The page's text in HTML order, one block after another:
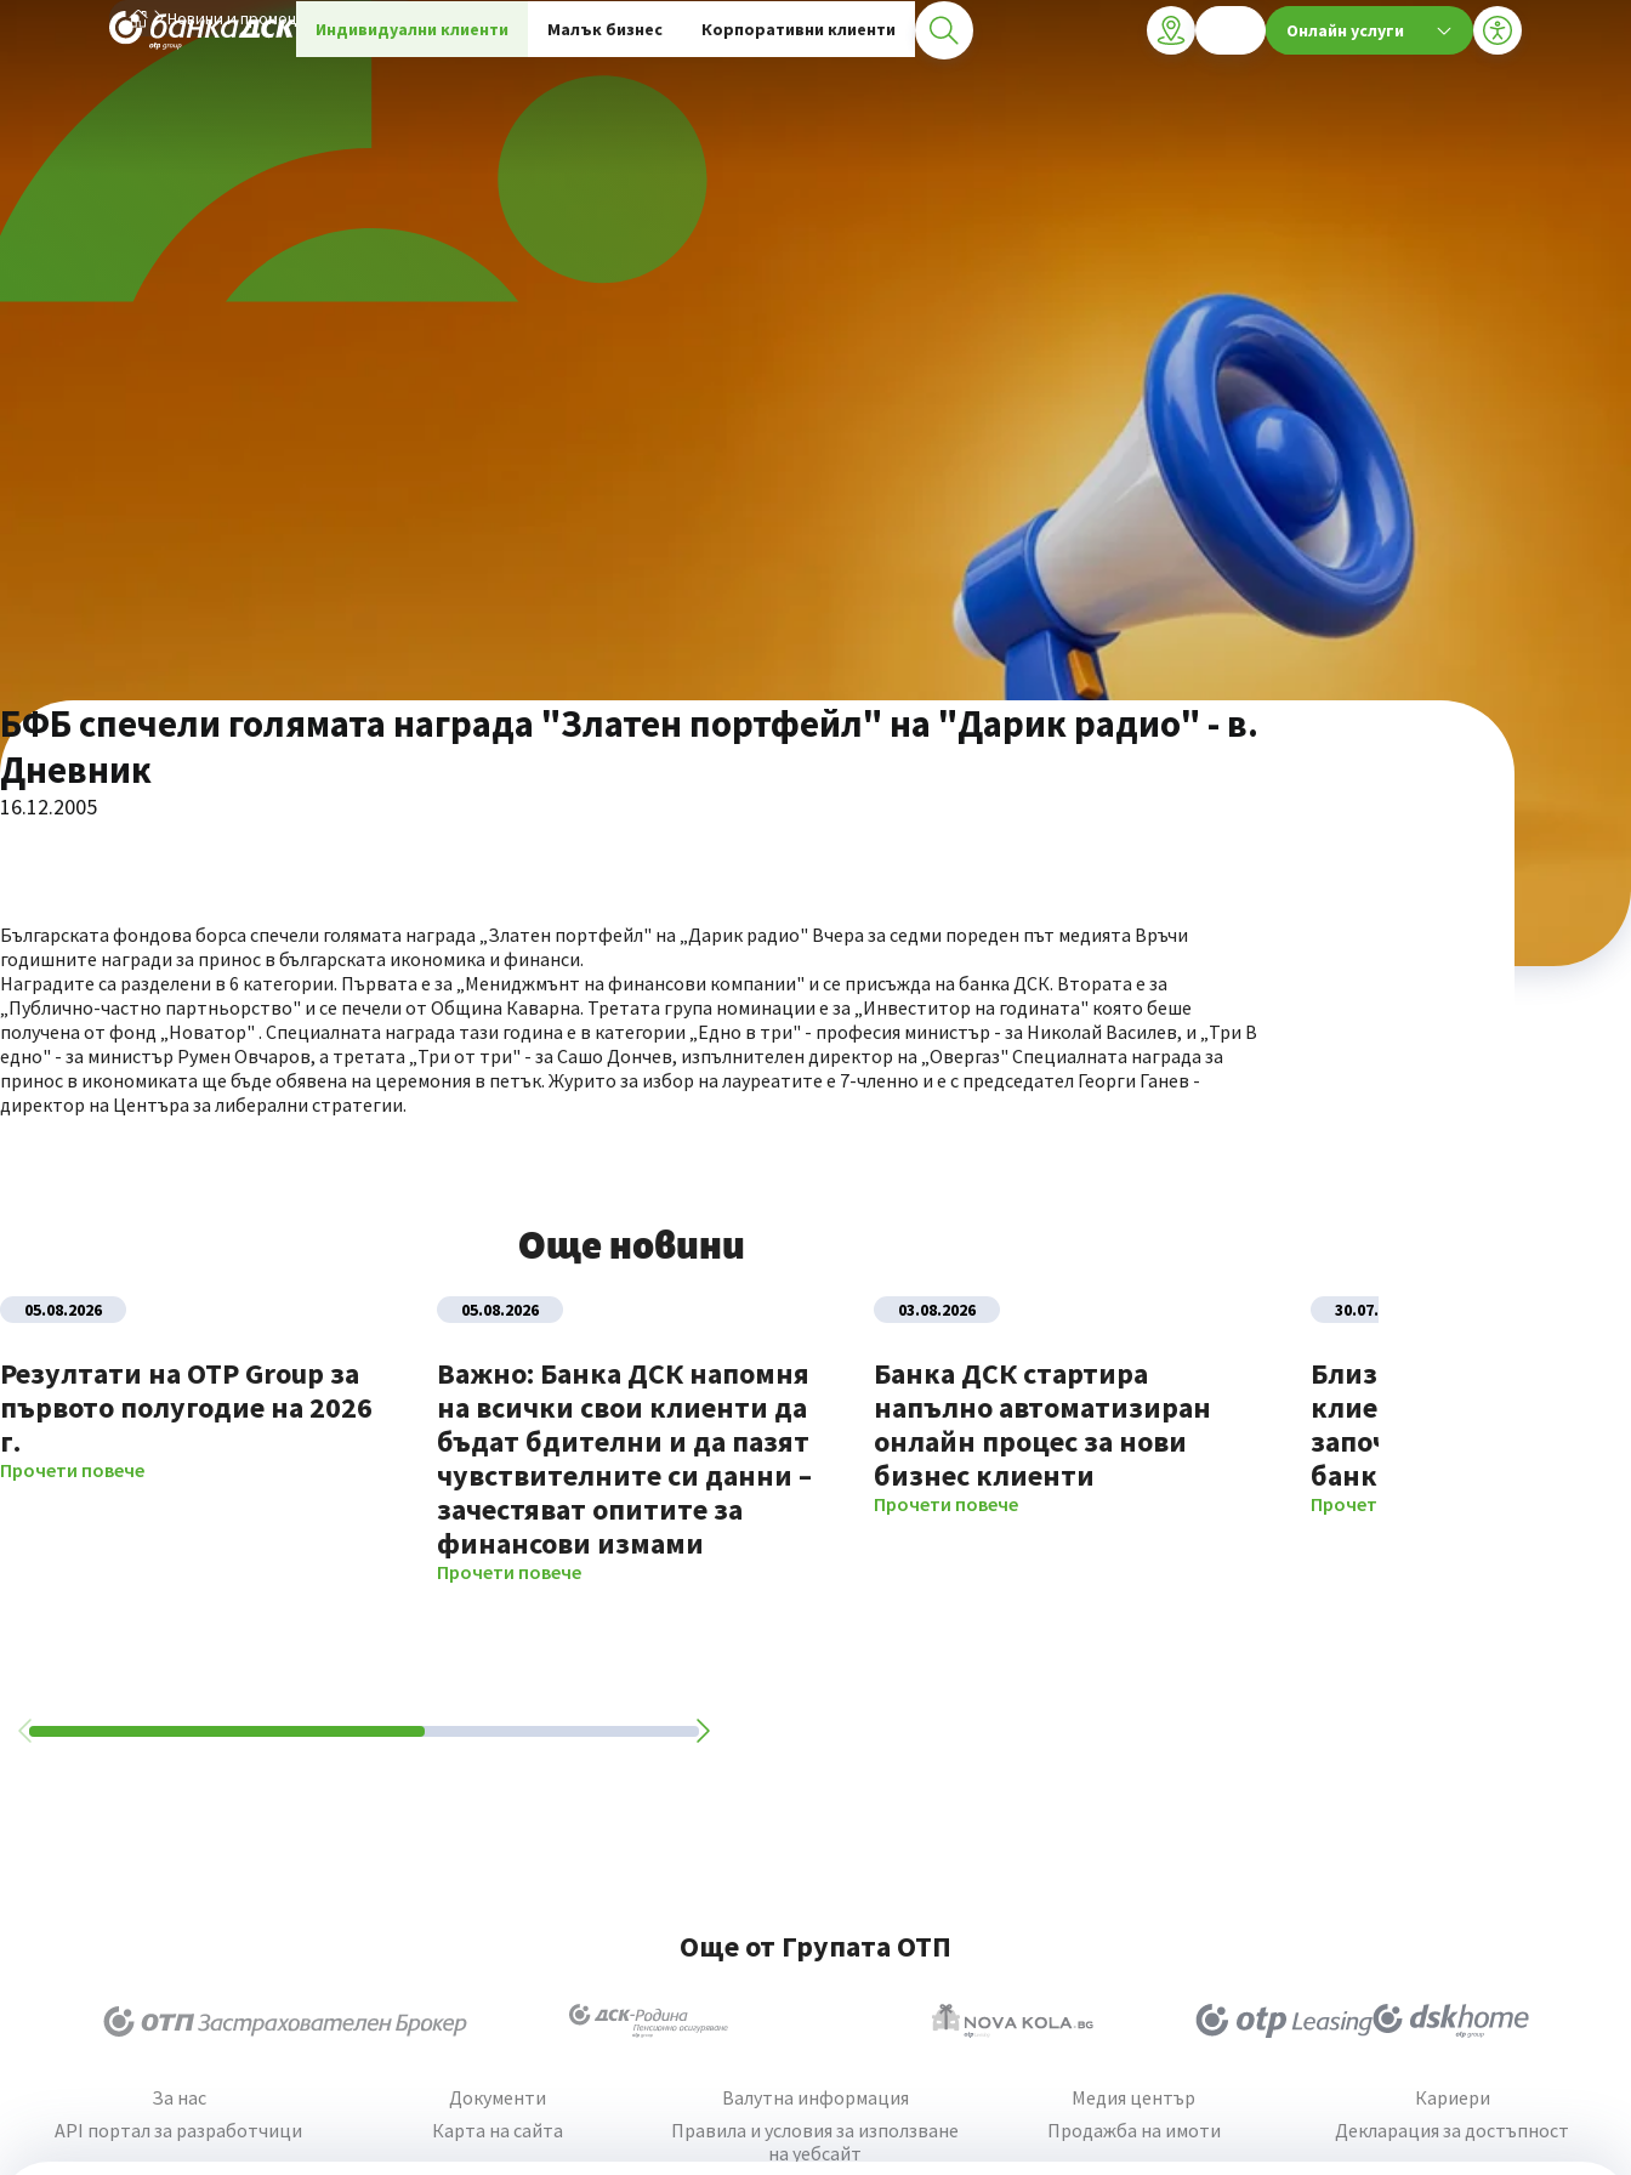
Индивидуални клиенти Малък бизнес Корпоративни клиенти Онлайн услуги
Новини и промоции
БФБ спечели голямата награда "Златен портфейл" на "Дарик радио" - в.
Дневник
16.12.2005
Българската фондова борса спечели голямата награда „Златен портфейл" на „Дарик радио" Вчера за седми пореден път медията Връчи
годишните награди за принос в българската икономика и финанси.
Наградите са разделени в 6 категории. Първата е за „Мениджмънт на финансови компании" и се присъжда на банка ДСК. Втората е за
„Публично-частно партньорство" и се печели от Община Каварна. Третата група номинации е за „Инвеститор на годината" която беше
получена от фонд „Новатор" . Специалната награда тази година е в категории „Едно в три" - професия министър - за Николай Василев, и „Три В
едно" - за министър Румен Овчаров, а третата „Три от три" - за Сашо Дончев, изпълнителен директор на „Овергаз" Специалната награда за
принос в икономиката ще бъде обявена на церемония в петък. Журито за избор на лауреатите е 7-членно и е с председател Георги Ганев -
директор на Центъра за либерални стратегии.
Още новини
05.08.2026
Резултати на OTP Group за
първото полугодие на 2026
г.
Прочети повече
05.08.2026
Важно: Банка ДСК напомня
на всички свои клиенти да
бъдат бдителни и да пазят
чувствителните си данни –
зачестяват опитите за
финансови измами
Прочети повече
03.08.2026
Банка ДСК стартира
напълно автоматизиран
онлайн процес за нови
бизнес клиенти
Прочети повече
30.07.2026
Близо 70% от новите
клиенти на Банка ДСК
започват отношенията
банката изцяло
Прочети повече
Още от Групата ОТП
За нас
API портал за разработчици
Документи
Карта на сайта
Валутна информация
Правила и условия за използване
на уебсайт
Медия център
Продажба на имоти
Кариери
Декларация за достъпност